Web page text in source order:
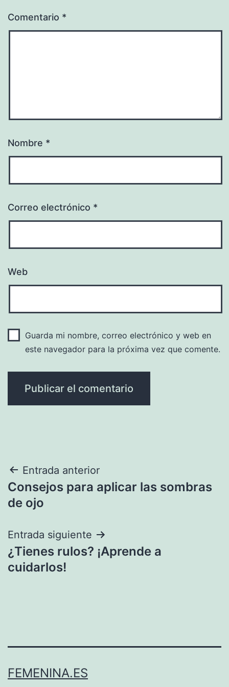
Comentario *
Nombre *
Correo electrónico *
Web
Guarda mi nombre, correo electrónico y web en
este navegador para la próxima vez que comente.
Navegación
de
Entrada anterior
Consejos para aplicar las sombras
de ojo
Entrada siguiente
¿Tienes rulos? ¡Aprende a
cuidarlos!
FEMENINA.ES